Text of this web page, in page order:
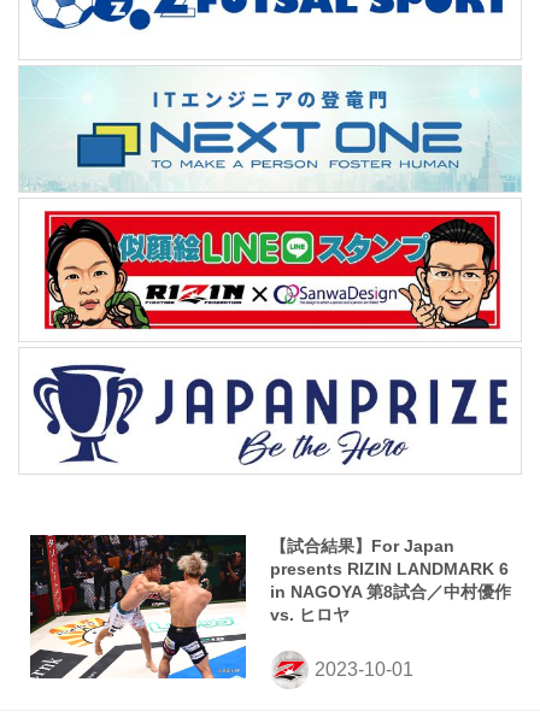
【試合結果】For Japan
presents RIZIN LANDMARK 6
in NAGOYA 第8試合／中村優作
vs. ヒロヤ